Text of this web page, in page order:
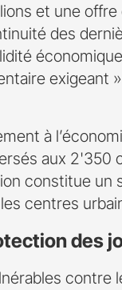
et une
des
exigeant
à
aux 2'350
constitue un
centres
des
contre